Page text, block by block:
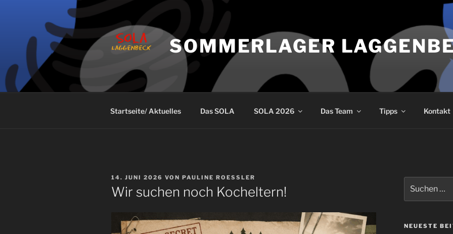
SOMMERLAGER
Startseite/ Aktuelles Das SOLA SOLA 2026 Das Team Tipps Kontakt
VERÖFFENTLICHT
AM
14. JUNI 2026 VON PAULINE ROESSLER
Wir suchen noch Kocheltern!
nach:
NEUESTE